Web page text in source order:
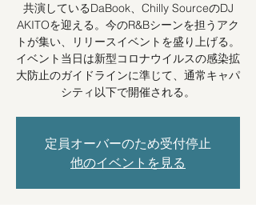
共演しているDaBook、Chilly SourceのDJ
AKITOを迎える。今のR&Bシーンを担うアク
トが集い、リリースイベントを盛り上げる。
イベント当日は新型コロナウイルスの感染拡
大防止のガイドラインに準じて、通常キャパ
シティ以下で開催される。
定員オーバーのため受付停止
他のイベントを見る